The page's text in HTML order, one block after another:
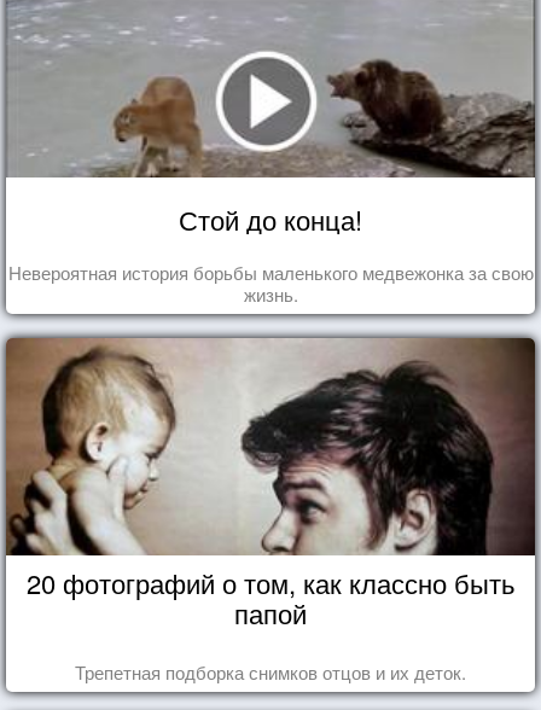
Стой до конца!
Невероятная история борьбы маленького медвежонка за свою
жизнь.
20 фотографий о том, как классно быть
папой
Трепетная подборка снимков отцов и их деток.